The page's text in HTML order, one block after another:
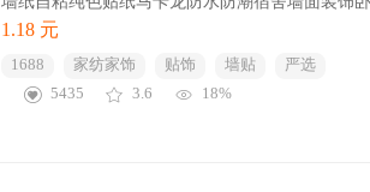
1.18 元
1688 家纺家饰 贴饰 墙贴
严选
5435
3.6 18%